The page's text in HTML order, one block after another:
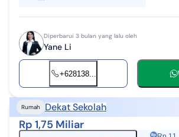
Diperbarui 3 bulan yang lalu oleh
Yane Li
+628138...
Rumah Dekat Sekolah
Rp 1,75 Miliar